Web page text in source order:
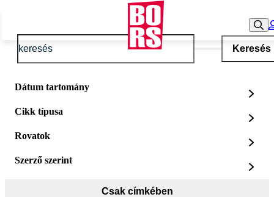
Keresés
Dátum tartomány
Cikk típusa
Rovatok
Szerző szerint
Csak címkében